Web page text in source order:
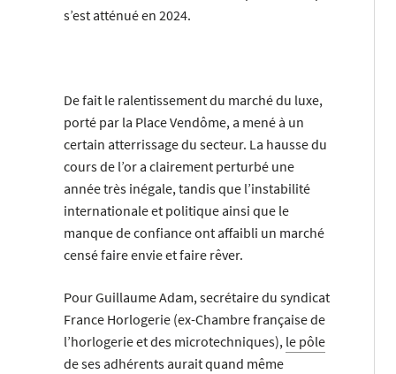
s’est atténué en 2024.
De fait le ralentissement du marché du luxe,
porté par la Place Vendôme, a mené à un
certain atterrissage du secteur. La hausse du
cours de l’or a clairement perturbé une
année très inégale, tandis que l’instabilité
internationale et politique ainsi que le
manque de confiance ont affaibli un marché
censé faire envie et faire rêver.
Pour Guillaume Adam, secrétaire du syndicat
France Horlogerie (ex-Chambre française de
l’horlogerie et des microtechniques), le pôle
de ses adhérents aurait quand même